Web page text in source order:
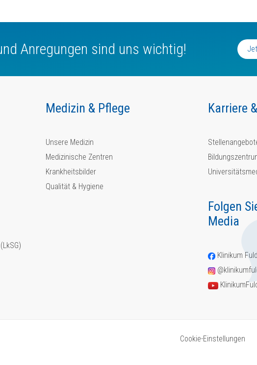
Anregungen sind uns wichtig!
Medizin & Pflege
Unsere Medizin
Medizinische Zentren
Krankheitsbilder
Qualität & Hygiene
Karriere
Folgen
Media
Klinikum
Cookie-Einstellungen